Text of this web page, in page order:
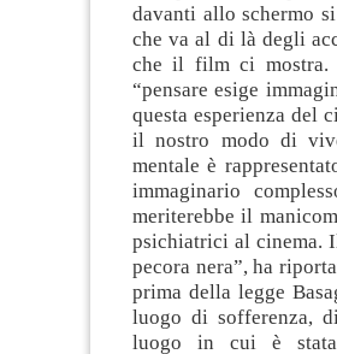
davanti allo schermo
che va al di là degli
che il film ci mostra.
“pensare esige
questa esperienza del
il nostro modo di
mentale è
immaginario
meriterebbe il
psichiatrici al cinema.
pecora nera”, ha
prima della legge
luogo di sofferenza,
luogo in cui è